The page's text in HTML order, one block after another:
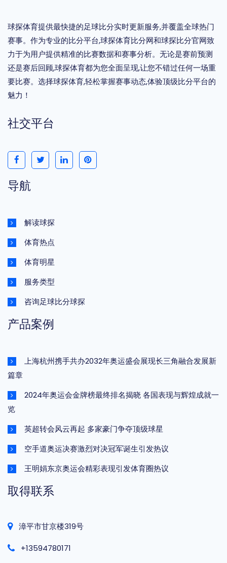
球探体育提供最快捷的足球比分实时更新服务,并覆盖全球热门
赛事。作为专业的比分平台,球探体育比分网和球探比分官网致
力于为用户提供精准的比赛数据和赛事分析。无论是赛前预测
还是赛后回顾,球探体育都为您全面呈现,让您不错过任何一场重
要比赛。选择球探体育,轻松掌握赛事动态,体验顶级比分平台的
魅力！
社交平台
导航
解读球探
体育热点
体育明星
服务类型
咨询足球比分球探
产品案例
上海杭州携手共办2032年奥运盛会展现长三角融合发展新
篇章
2024年奥运会金牌榜最终排名揭晓 各国表现与辉煌成就一
览
英超转会风云再起 多家豪门争夺顶级球星
空手道奥运决赛激烈对决冠军诞生引发热议
王明娟东京奥运会精彩表现引发体育圈热议
取得联系
漳平市甘京楼319号
+13594780171